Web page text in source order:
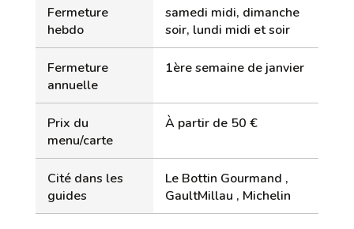
Fermeture
hebdo
samedi midi, dimanche
soir, lundi midi et soir
Fermeture
annuelle
1ère semaine de janvier
Prix du
menu/carte
À partir de 50 €
Cité dans les
guides
Le Bottin Gourmand ,
GaultMillau , Michelin